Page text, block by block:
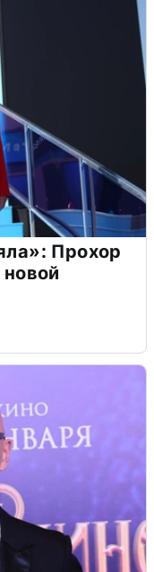
Прохор